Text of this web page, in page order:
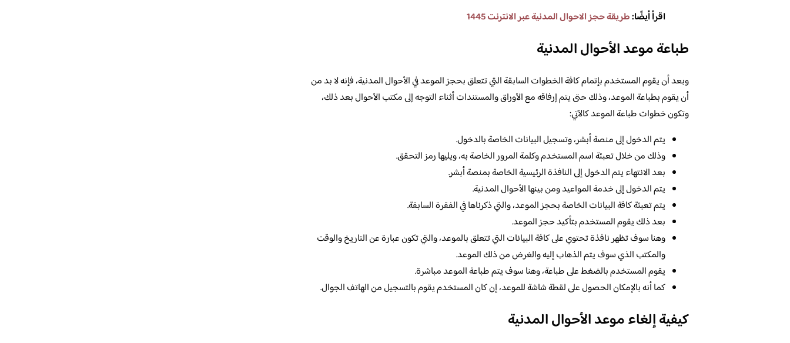
اقرأ أيضًا:طريقة حجز الاحوال المدنية عبر الانترنت 1445
طباعة موعد الأحوال المدنية
وبعد أن يقوم المستخدم بإتمام كافة الخطوات السابقة التي تتعلق بحجز الموعد في الأحوال المدنية، فإنه لا بد من
أن يقوم بطباعة الموعد، وذلك حتى يتم إرفاقه مع الأوراق والمستندات أثناء التوجه إلى مكتب الأحوال بعد ذلك،
وتكون خطوات طباعة الموعد كالآتي:
يتم الدخول إلى منصة أبشر، وتسجيل البيانات الخاصة بالدخول.
وذلك من خلال تعبئة اسم المستخدم وكلمة المرور الخاصة به، ويليها رمز التحقق.
بعد الانتهاء يتم الدخول إلى النافذة الرئيسية الخاصة بمنصة أبشر.
يتم الدخول إلى خدمة المواعيد ومن بينها الأحوال المدنية.
يتم تعبئة كافة البيانات الخاصة بحجز الموعد، والتي ذكرناها في الفقرة السابقة.
بعد ذلك يقوم المستخدم بتأكيد حجز الموعد.
وهنا سوف تظهر نافذة تحتوي على كافة البيانات التي تتعلق بالموعد، والتي تكون عبارة عن التاريخ والوقت
والمكتب الذي سوف يتم الذهاب إليه والغرض من ذلك الموعد.
يقوم المستخدم بالضغط على طباعة، وهنا سوف يتم طباعة الموعد مباشرة.
كما أنه بالإمكان الحصول على لقطة شاشة للموعد، إن كان المستخدم يقوم بالتسجيل من الهاتف الجوال.
كيفية إلغاء موعد الأحوال المدنية